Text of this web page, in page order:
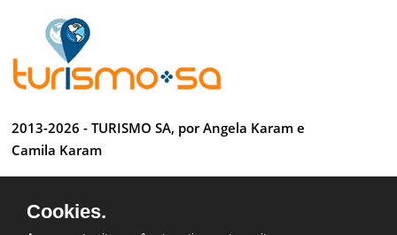
2013-2026 - TURISMO SA, por Angela Karam e
Camila Karam
Desenvolvido por Anderson Luiz
Cookies.